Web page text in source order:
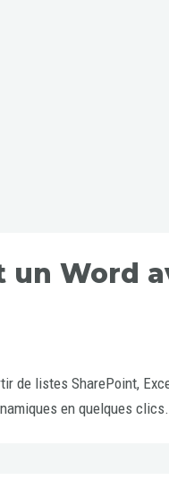
Word
de listes SharePoint,
en quelques clics.